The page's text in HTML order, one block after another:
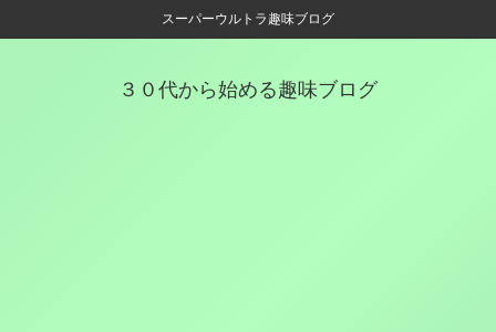
スーパーウルトラ趣味ブログ
３０代から始める趣味ブログ